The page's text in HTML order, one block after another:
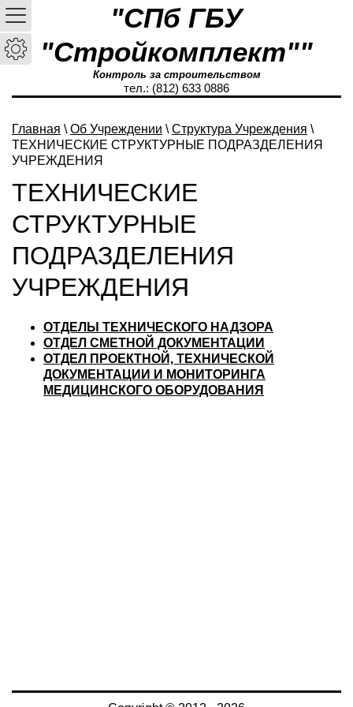
"СПб ГБУ
"Стройкомплект""
Контроль за строительством
тел.: (812) 633 0886
Главная \ Об Учреждении \ Структура Учреждения \
ТЕХНИЧЕСКИЕ СТРУКТУРНЫЕ ПОДРАЗДЕЛЕНИЯ
УЧРЕЖДЕНИЯ
ТЕХНИЧЕСКИЕ
СТРУКТУРНЫЕ
ПОДРАЗДЕЛЕНИЯ
УЧРЕЖДЕНИЯ
ОТДЕЛЫ ТЕХНИЧЕСКОГО НАДЗОРА
ОТДЕЛ СМЕТНОЙ ДОКУМЕНТАЦИИ
ОТДЕЛ ПРОЕКТНОЙ, ТЕХНИЧЕСКОЙ
ДОКУМЕНТАЦИИ И МОНИТОРИНГА
МЕДИЦИНСКОГО ОБОРУДОВАНИЯ